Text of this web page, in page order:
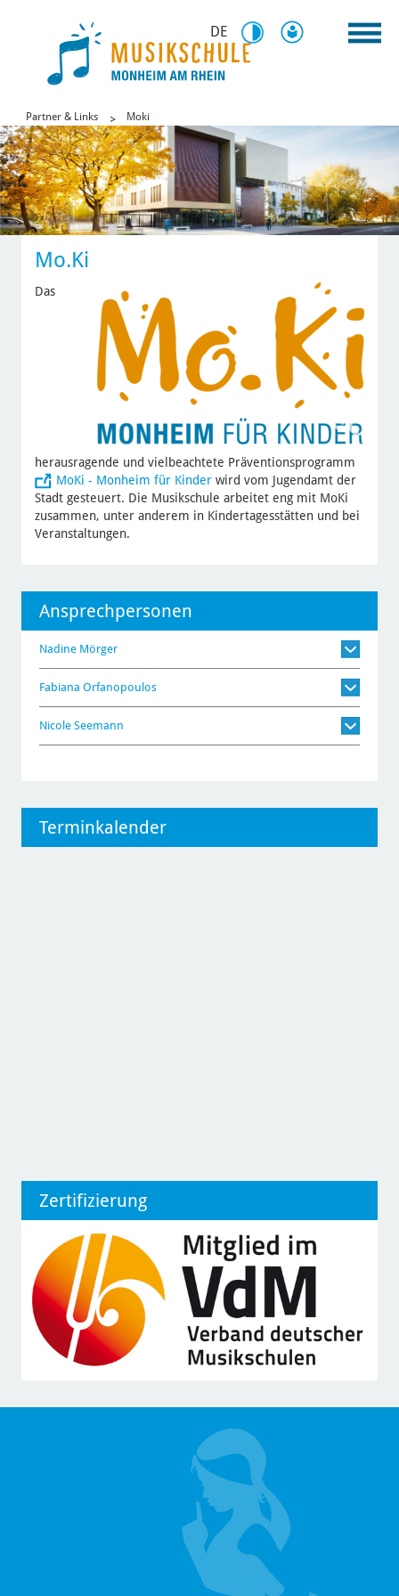
DE
Partner & Links Moki
Mo.Ki
Das
herausragende und vielbeachtete Präventionsprogramm
MoKi - Monheim für Kinderwird vom Jugendamt der
Stadt gesteuert. Die Musikschule arbeitet eng mit MoKi
zusammen, unter anderem in Kindertagesstätten und bei
Veranstaltungen.
Ansprechpersonen
Nadine Mörger
Fabiana Orfanopoulos
Nicole Seemann
Terminkalender
Zertifizierung